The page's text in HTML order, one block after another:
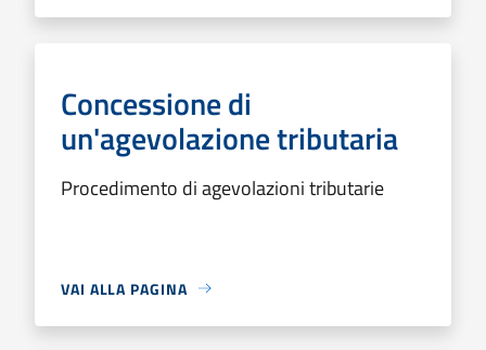
Concessione di
un'agevolazione tributaria
Procedimento di agevolazioni tributarie
VAI ALLA PAGINA